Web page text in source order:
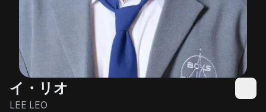
イ・リオ
LEE LEO